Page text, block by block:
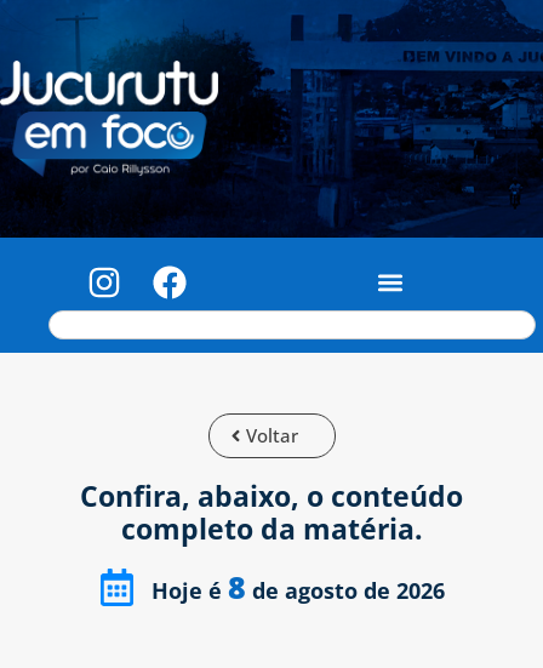
Voltar
Confira, abaixo, o conteúdo
completo da matéria.
Hoje é 8 de agosto de 2026